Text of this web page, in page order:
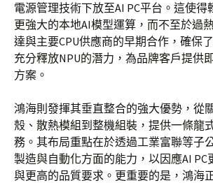
電源管理技術下放至AI PC平台。這使
更強大的本地AI模型運算，而不至於過
達與主要CPU供應商的早期合作，確保
充分釋放NPU的潛力，為品牌客戶提供
方案。
鴻海則發揮其垂直整合的強大優勢，從
殼、散熱模組到整機組裝，提供一條龍
務。其布局重點在於透過工業富聯等子
製造與自動化方面的能力，以因應AI PC
與更高的品質要求。更重要的是，鴻海